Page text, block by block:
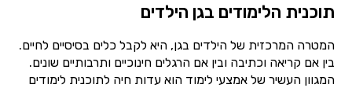
תוכנית הלימודים בגן הילדים
המטרה המרכזית של הילדים בגן, היא לקבל כלים בסיסיים לחיים.
בין אם קריאה וכתיבה ובין אם הרגלים חינוכיים ותרבותיים שונים.
המגוון העשיר של אמצעי לימוד הוא עדות חיה לתוכנית לימודים